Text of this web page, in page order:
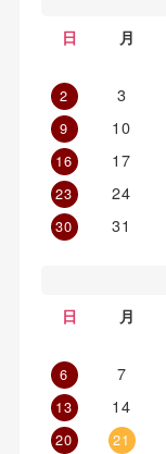
日
月
2
3
9
10
16
17
23
24
30
31
日
月
6
7
13
14
20
21